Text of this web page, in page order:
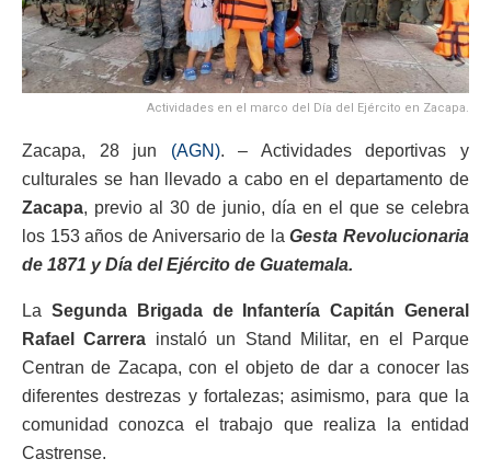
Actividades en el marco del Día del Ejército en Zacapa.
Zacapa, 28 jun (AGN). – Actividades deportivas y
culturales se han llevado a cabo en el departamento de
Zacapa, previo al 30 de junio, día en el que se celebra
los 153 años de Aniversario de laGesta Revolucionaria
de 1871 y Día del Ejército de Guatemala.
La Segunda Brigada de Infantería Capitán General
Rafael Carrera instaló un Stand Militar, en el Parque
Centran de Zacapa, con el objeto de dar a conocer las
diferentes destrezas y fortalezas; asimismo, para que la
comunidad conozca el trabajo que realiza la entidad
Castrense.